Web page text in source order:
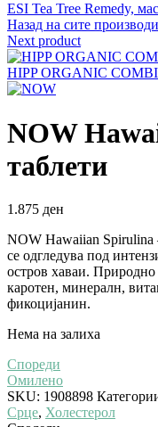
ESI Tea Tree Remedy,
Назад на сите производи
Next product
HIPP ORGANIC
NOW
таблети
1.875 ден
NOW Hawaiian Spirulina
се одгледува под
остров хаваи.
каротен, минералн,
фикоцијанин.
Нема на залиха
Спореди
Омилено
SKU: 1908898
Срце, Холестерол